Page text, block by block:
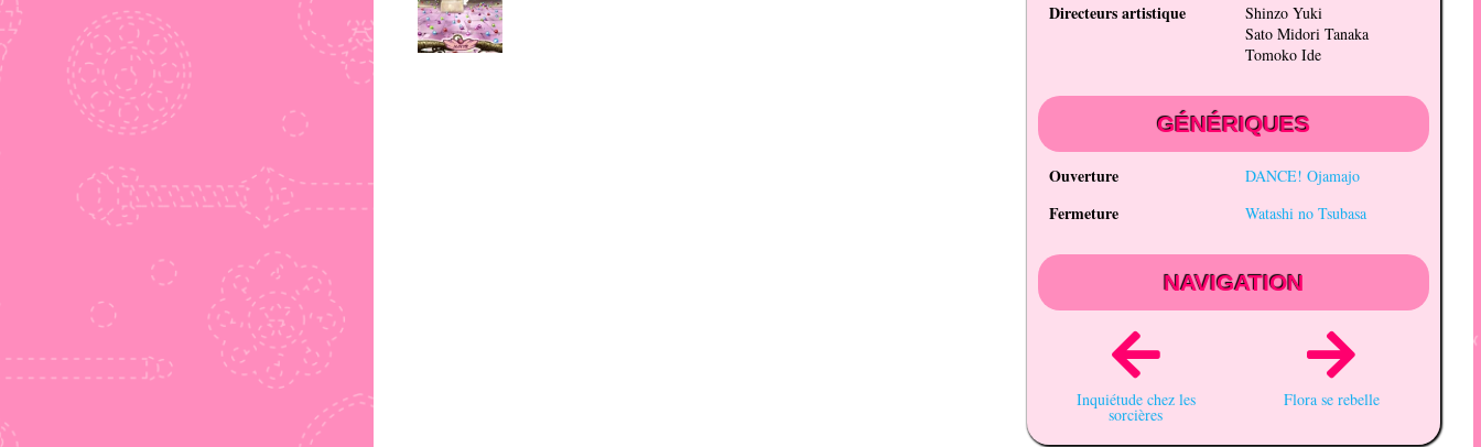
Directeurs artistique
Shinzo Yuki
Sato Midori Tanaka
Tomoko Ide
GÉNÉRIQUES
Ouverture DANCE! Ojamajo
Fermeture Watashi no Tsubasa
NAVIGATION
Inquiétude chez les
sorcières
Flora se rebelle